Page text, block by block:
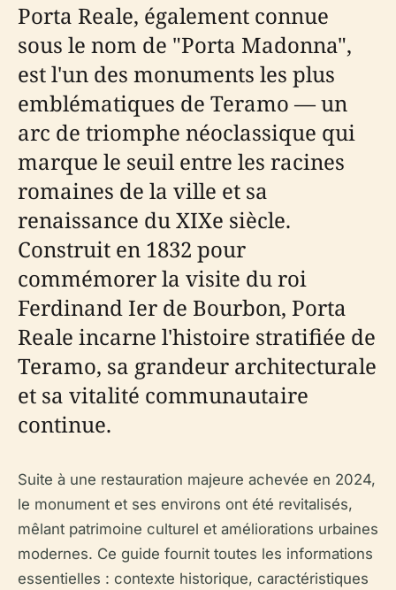
Porta Reale, également connue
sous le nom de "Porta Madonna",
est l'un des monuments les plus
emblématiques de Teramo — un
arc de triomphe néoclassique qui
marque le seuil entre les racines
romaines de la ville et sa
renaissance du XIXe siècle.
Construit en 1832 pour
commémorer la visite du roi
Ferdinand Ier de Bourbon, Porta
Reale incarne l'histoire stratifiée de
Teramo, sa grandeur architecturale
et sa vitalité communautaire
continue.
Suite à une restauration majeure achevée en 2024,
le monument et ses environs ont été revitalisés,
mêlant patrimoine culturel et améliorations urbaines
modernes. Ce guide fournit toutes les informations
essentielles : contexte historique, caractéristiques